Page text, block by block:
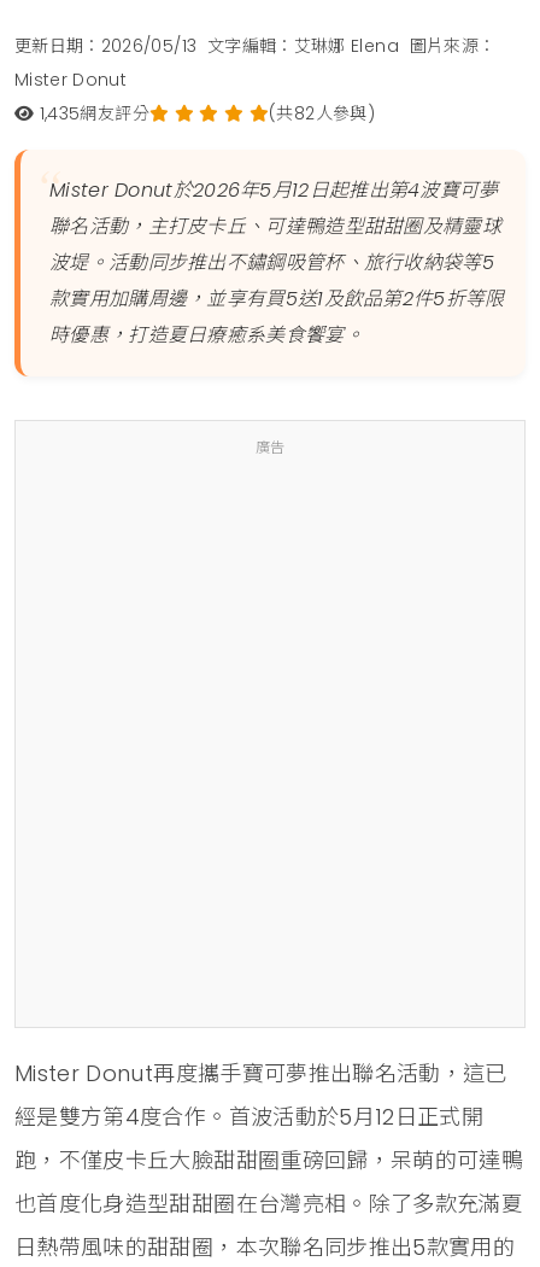
更新日期：2026/05/13 文字編輯：艾琳娜 Elena 圖片來源：
Mister Donut
1,435網友評分 (共82人參與)
Mister Donut於2026年5月12日起推出第4波寶可夢
聯名活動，主打皮卡丘、可達鴨造型甜甜圈及精靈球
波堤。活動同步推出不鏽鋼吸管杯、旅行收納袋等5
款實用加購周邊，並享有買5送1及飲品第2件5折等限
時優惠，打造夏日療癒系美食饗宴。
廣告
Mister Donut再度攜手寶可夢推出聯名活動，這已
經是雙方第4度合作。首波活動於5月12日正式開
跑，不僅皮卡丘大臉甜甜圈重磅回歸，呆萌的可達鴨
也首度化身造型甜甜圈在台灣亮相。除了多款充滿夏
日熱帶風味的甜甜圈，本次聯名同步推出5款實用的